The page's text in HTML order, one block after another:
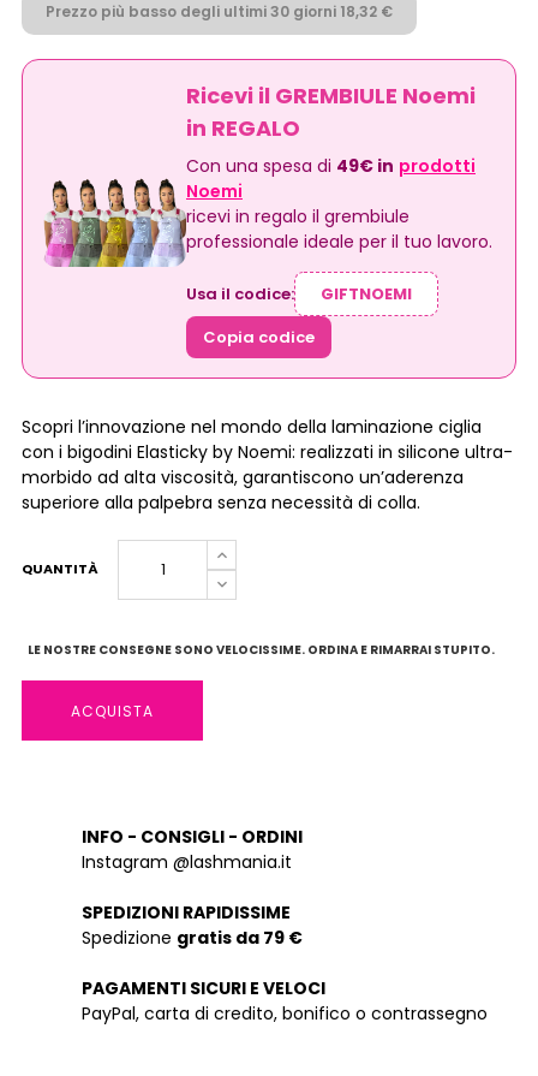
Prezzo più basso degli ultimi 30 giorni 18,32 €
Ricevi il GREMBIULE Noemi
in REGALO
Con una spesa di 49€ in prodotti
Noemi
ricevi in regalo il grembiule
professionale ideale per il tuo lavoro.
Usa il codice:
Copia codice
Scopri l’innovazione nel mondo della laminazione ciglia
con i bigodini Elasticky by Noemi: realizzati in silicone ultra-
morbido ad alta viscosità, garantiscono un’aderenza
superiore alla palpebra senza necessità di colla.
QUANTITÀ
LE NOSTRE CONSEGNE SONO VELOCISSIME. ORDINA E RIMARRAI STUPITO.
ACQUISTA
INFO - CONSIGLI - ORDINI
Instagram @lashmania.it
SPEDIZIONI RAPIDISSIME
Spedizione gratis da 79 €
PAGAMENTI SICURI E VELOCI
PayPal, carta di credito, bonifico o contrassegno